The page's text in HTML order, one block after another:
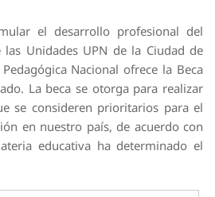
el desarrollo profesional del
las Unidades UPN de la Ciudad de
Nacional ofrece la Beca
La beca se otorga para realizar
se consideren prioritarios para el
en nuestro país, de acuerdo con
educativa ha determinado el